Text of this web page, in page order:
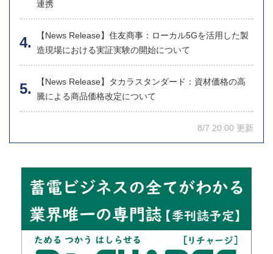
連携
【News Release】住友商事：ローカル5Gを活用した製
造現場における実証実験の開始について
【News Release】タカラスタンダード：資材価格の高
騰による商品価格改定について
8/7 20:00 更新